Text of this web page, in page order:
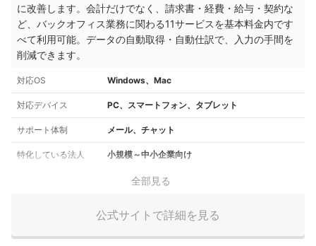
に改善します。会計だけでなく、請求書・経費・給与・契約な
ど、バックオフィス業務に関わる11サービスを基本料金内です
べて利用可能。データの自動取得・自動仕訳で、入力の手間を
削減できます。
対応OS Windows、Mac
対応デバイス PC、スマートフォン、タブレット
サポート体制 メール、チャット
特化している法人 小規模～中小企業向け
全部見る
公式サイトで詳細を見る